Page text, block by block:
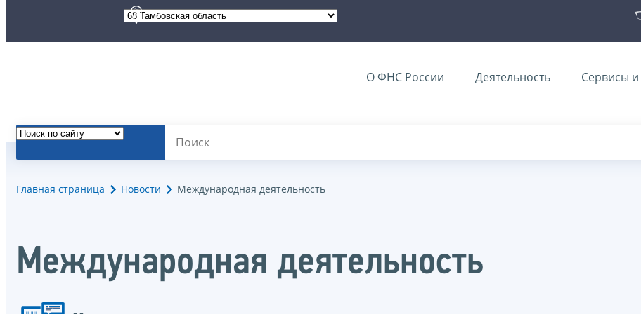
О ФНС России Деятельность Сервисы и
Главная страница Новости Международная деятельность
Международная деятельность